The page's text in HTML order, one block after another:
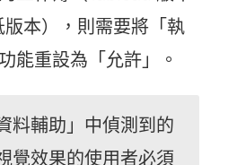
本），則需要將「執
能重設為「允許」。
料輔助」中偵測到的
覺效果的使用者必須